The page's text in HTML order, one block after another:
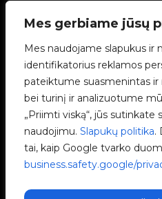
Mes gerbiame jūsų
Mes naudojame slapukus ir
identifikatorius reklamos
pateiktume suasmenintas
bei turinį ir analizuotume
„Priimti viską“, jūs sutinkate
naudojimu. Slapukų politika.
tai, kaip Google tvarko
business.safety.google/
Privatumo politika
Teisinė informacija
Slapukų politika
Etikos kanalas
Kokybės politika